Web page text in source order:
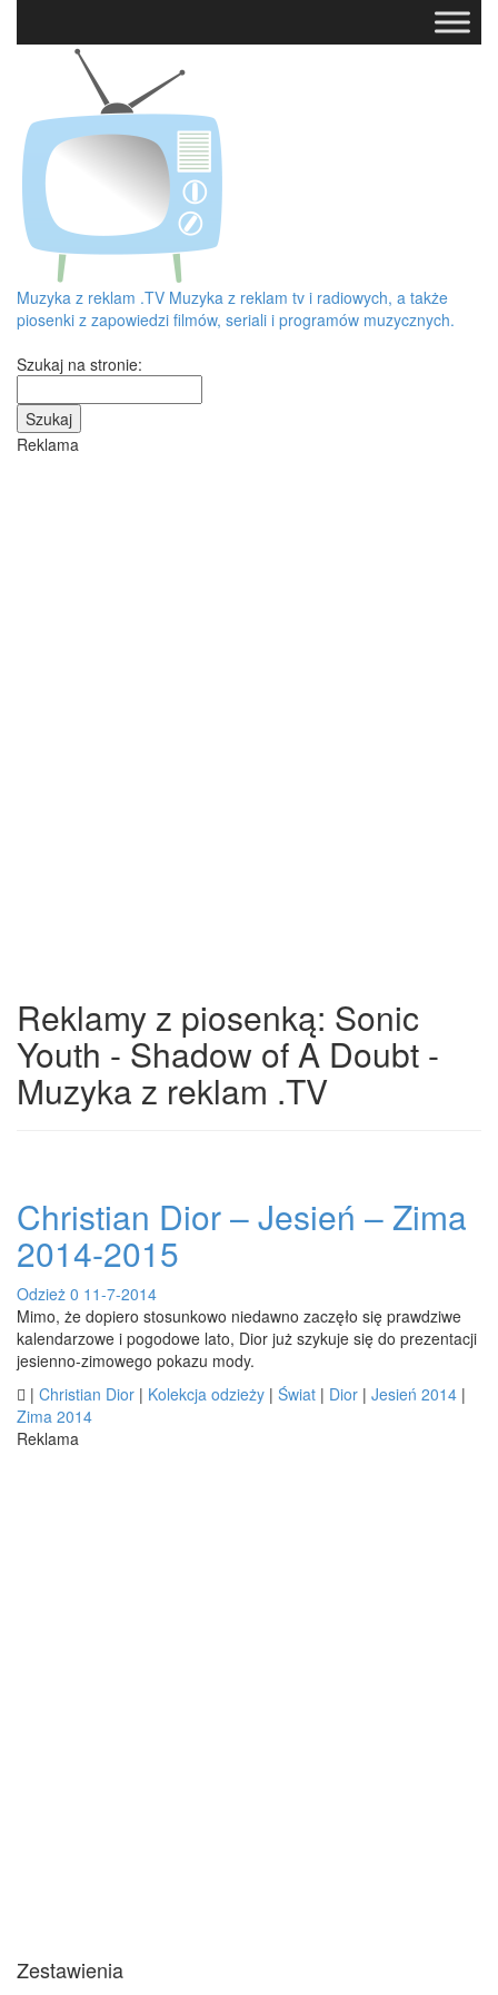
Muzyka z reklam .TV Muzyka z reklam tv i radiowych, a także
piosenki z zapowiedzi filmów, seriali i programów muzycznych.
Szukaj na stronie:
Reklama
Reklamy z piosenką: Sonic
Youth - Shadow of A Doubt -
Muzyka z reklam .TV
Christian Dior – Jesień – Zima
2014-2015
Odzież 0 11-7-2014
Mimo, że dopiero stosunkowo niedawno zaczęło się prawdziwe
kalendarzowe i pogodowe lato, Dior już szykuje się do prezentacji
jesienno-zimowego pokazu mody.
 | Christian Dior | Kolekcja odzieży | Świat | Dior | Jesień 2014 |
Zima 2014
Reklama
Zestawienia